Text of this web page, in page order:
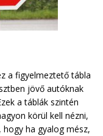
a figyelmeztető tábla
jövő autóknak
a táblák szintén
körül kell nézni,
ha gyalog mész,